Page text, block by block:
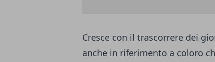
Cresce con il trascorrere dei
anche in riferimento a coloro